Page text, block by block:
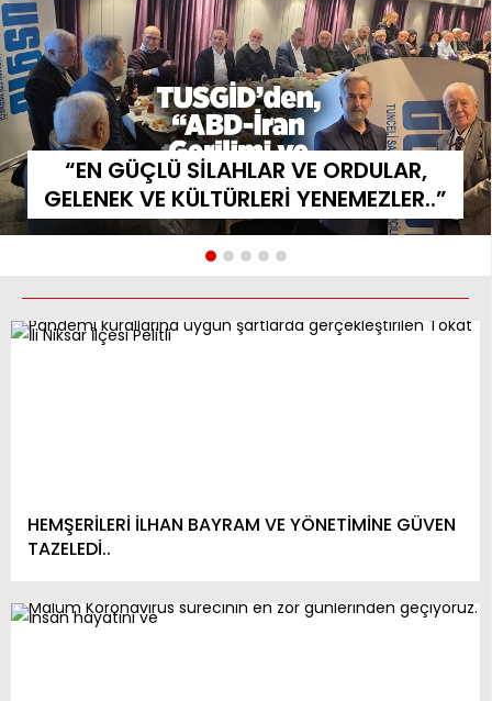
“EN GÜÇLÜ SİLAHLAR VE ORDULAR,
GELENEK VE KÜLTÜRLERİ YENEMEZLER..”
HEMŞERİLERİ İLHAN BAYRAM VE YÖNETİMİNE GÜVEN
TAZELEDİ..